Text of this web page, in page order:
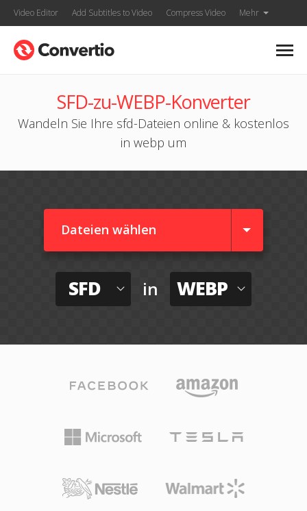
Video Editor Add Subtitles to Video Compress Video Mehr
SFD-zu-WEBP-Konverter
Wandeln Sie Ihre sfd-Dateien online & kostenlos
in webp um
Dateien wählen
SFD in WEBP